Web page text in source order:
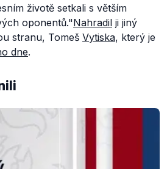
životě setkali s větším
oponentů."Nahradil ji jiný
stranu, Tomeš Vytiska, který je
dne.